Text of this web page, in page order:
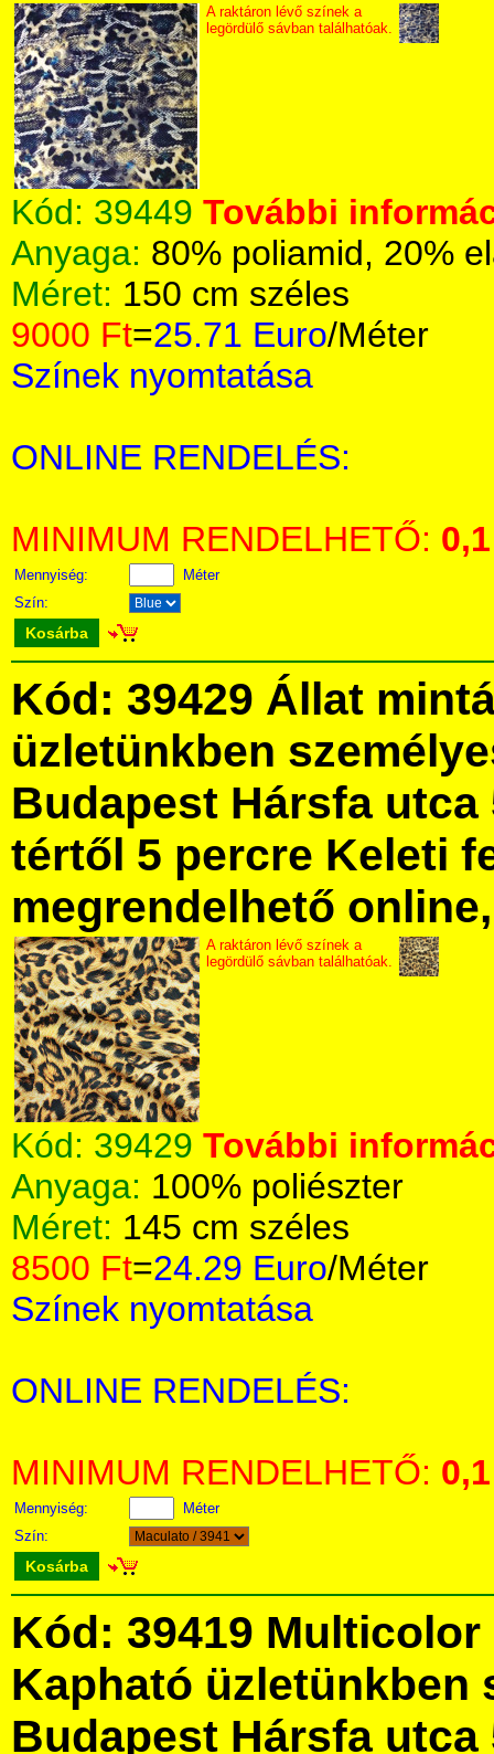
A raktáron lévő színek a
legördülő sávban találhatóak.
Kód: 39449 További
Anyaga: 80% poliamid, 20%
Méret: 150 cm széles
9000 Ft=25.71 Euro/Méter
Színek nyomtatása
ONLINE RENDELÉS:
MINIMUM RENDELHETŐ: 0,1
Mennyiség:
Méter
Szín:
Kosárba
Kód: 39429 Állat
üzletünkben
Budapest Hársfa utca
tértől 5 percre Keleti
megrendelhető
A raktáron lévő színek a
legördülő sávban találhatóak.
Kód: 39429 További
Anyaga: 100% poliészter
Méret: 145 cm széles
8500 Ft=24.29 Euro/Méter
Színek nyomtatása
ONLINE RENDELÉS:
MINIMUM RENDELHETŐ: 0,1
Mennyiség:
Méter
Szín:
Kosárba
Kód: 39419
Kapható üzletünkben
Budapest Hársfa utca